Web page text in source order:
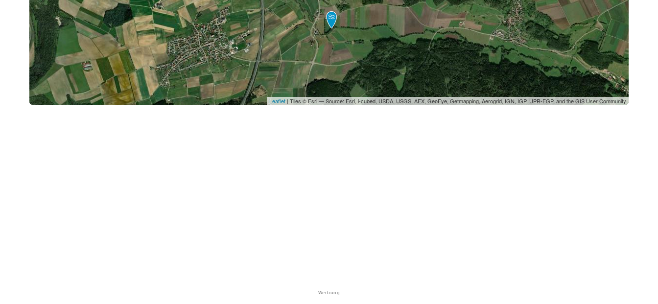
Leaflet | Tiles © Esri — Source: Esri, i-cubed, USDA, USGS, AEX, GeoEye, Getmapping, Aerogrid, IGN, IGP, UPR-EGP, and the GIS User Community
Werbung